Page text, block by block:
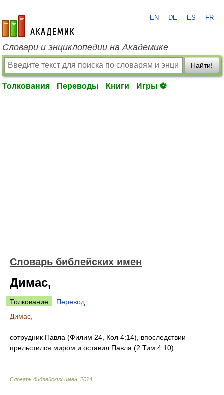
academic.ru
EN DE ES FR
Словари и энциклопедии на Академике
Найти!
Толкования Переводы Книги Игры ⚽
Словарь библейских имен
Димас,
Толкование
Перевод
Димас,
сотрудник Павла (Филим 24, Кол 4:14), впоследствии
прельстился миром и оставил Павла (2 Тим 4:10)
Словарь библейских имен 2014